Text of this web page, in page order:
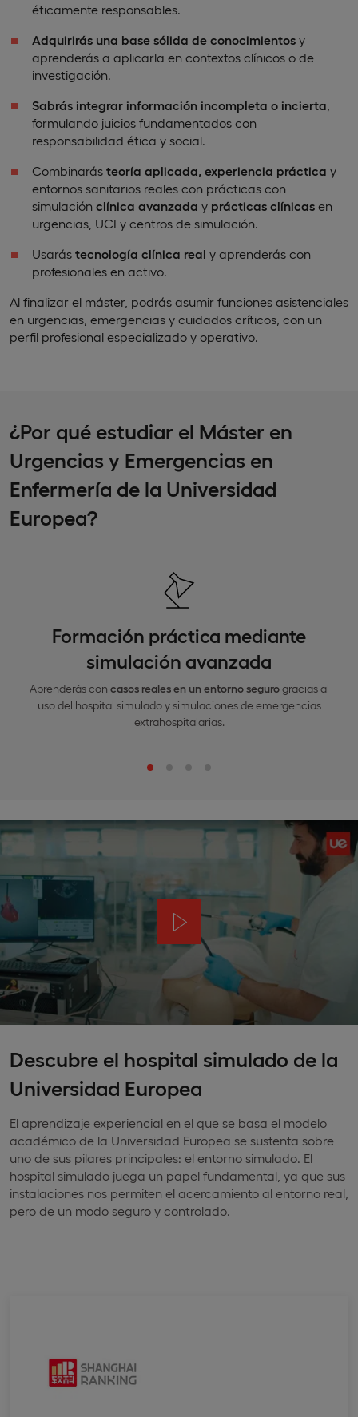
éticamente responsables.
Adquirirás una base sólida de conocimientos y
aprenderás a aplicarla en contextos clínicos o de
investigación.
Sabrás integrar información incompleta o incierta
formulando juicios fundamentados con
responsabilidad ética y social.
Combinarás teoría aplicada, experiencia práctica y
entornos sanitarios reales con prácticas con
simulación clínica avanzada y prácticas clínicas en
urgencias, UCI y centros de simulación.
Usarás tecnología clínica real y aprenderás con
profesionales en activo.
Al finalizar el máster, podrás asumir funciones asistenciales
en urgencias, emergencias y cuidados críticos, con un
perfil profesional especializado y operativo.
¿Por qué estudiar el Máster en
Urgencias y Emergencias en
Enfermería de la Universidad
Europea?
Formación práctica mediante
simulación avanzada
Aprenderás con casos reales en un entorno segurogracias al
uso del hospital simulado y simulaciones de emergencias
extrahospitalarias.
Descubre el hospital simulado de la
Universidad Europea
El aprendizaje experiencial en el que se basa el modelo
académico de la Universidad Europea se sustenta sobre
uno de sus pilares principales: el entorno simulado. El
hospital simulado juega un papel fundamental, ya que sus
instalaciones nos permiten el acercamiento al entorno real,
pero de un modo seguro y controlado.